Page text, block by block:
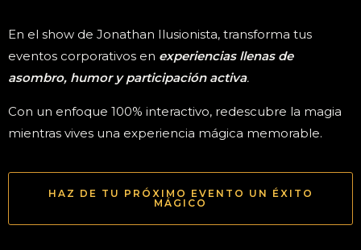
En el show de Jonathan Ilusionista, transforma tus
eventos corporativos en experiencias llenas de
asombro, humor y participación activa.
Con un enfoque 100% interactivo, redescubre la magia
mientras vives una experiencia mágica memorable.
HAZ DE TU PRÓXIMO EVENTO UN ÉXITO
MÁGICO